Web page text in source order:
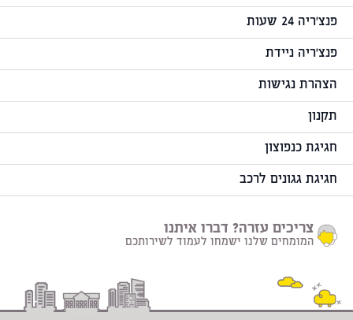
פנצ'ריה 24 שעות
פנצ'ריה ניידת
הצהרת נגישות
תקנון
חגיגת כנפוצון
חגיגת גגונים לרכב
צריכים עזרה? דברו איתנו
המומחים שלנו ישמחו לעמוד לשירותכם